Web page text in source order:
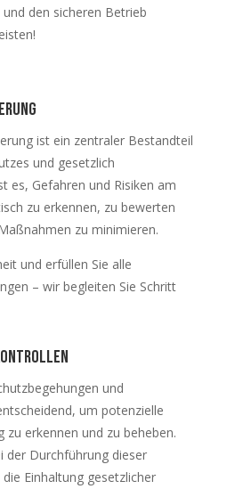
den sicheren Betrieb
ist ein zentraler Bestandteil
und gesetzlich
es, Gefahren und Risiken am
zu erkennen, zu bewerten
zu minimieren.
und erfüllen Sie alle
– wir begleiten Sie Schritt
und
um potenzielle
zu erkennen und zu beheben.
der Durchführung dieser
Einhaltung gesetzlicher